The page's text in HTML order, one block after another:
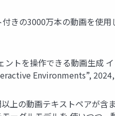
の3000万本の動画を使
を操作できる動画生成
Environments”,
の動画テキストペアが含